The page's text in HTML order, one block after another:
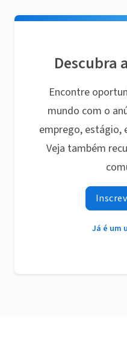
Descubra
Encontre
mundo com o
emprego, estágio,
Veja também
Já é um